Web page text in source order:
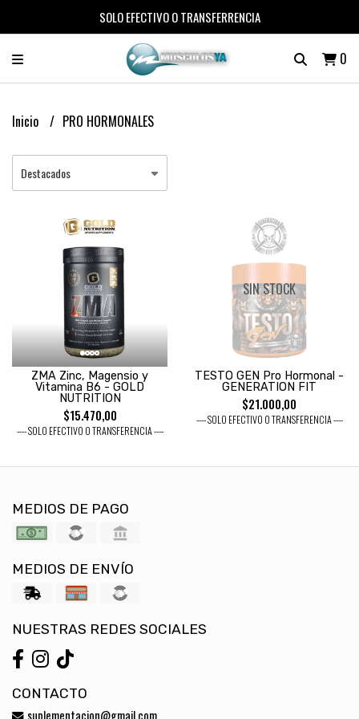
SOLO EFECTIVO O TRANSFERRENCIA
0
Inicio PRO HORMONALES
ZMA Zinc, Magensio y
Vitamina B6 - GOLD
NUTRITION
$15.470,00
---- SOLO EFECTIVO O TRANSFERENCIA ----
SIN STOCK
TESTO GEN Pro Hormonal -
GENERATION FIT
$21.000,00
---- SOLO EFECTIVO O TRANSFERENCIA ----
MEDIOS DE PAGO
MEDIOS DE ENVÍO
NUESTRAS REDES SOCIALES
CONTACTO
suplementacion@gmail.com